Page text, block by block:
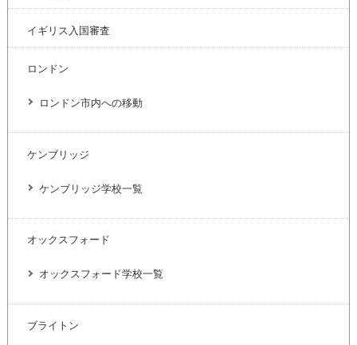
イギリス入国審査
ロンドン
ロンドン市内への移動
ケンブリッジ
ケンブリッジ学校一覧
オックスフォード
オックスフォード学校一覧
ブライトン